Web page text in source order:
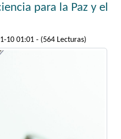
para la Paz y el
10 01:01 - (564 Lecturas)